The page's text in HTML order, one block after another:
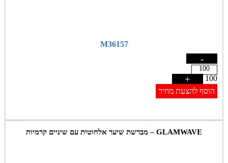
M36157
-
100
+
הוסף להצעת מחיר
GLAMWAVE – מברשת שיער אלחוטית עם שיניים קרמיות